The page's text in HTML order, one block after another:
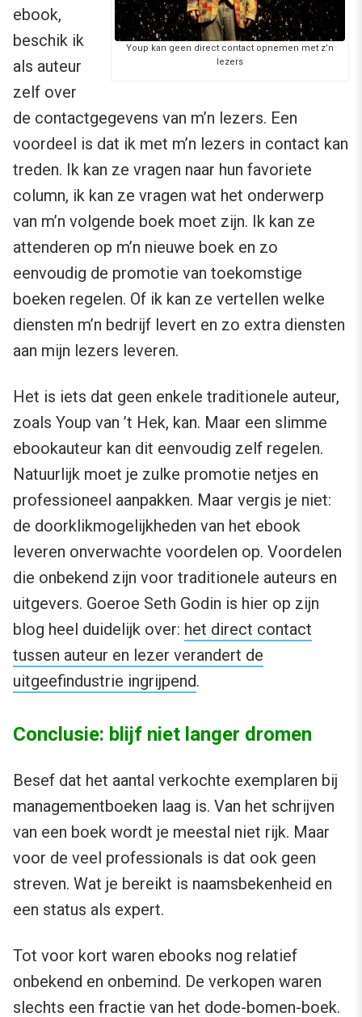
Youp kan geen direct contact opnemen met z’n
lezers
ebook,
beschik ik
als auteur
zelf over
de contactgegevens van m’n lezers. Een
voordeel is dat ik met m’n lezers in contact kan
treden. Ik kan ze vragen naar hun favoriete
column, ik kan ze vragen wat het onderwerp
van m’n volgende boek moet zijn. Ik kan ze
attenderen op m’n nieuwe boek en zo
eenvoudig de promotie van toekomstige
boeken regelen. Of ik kan ze vertellen welke
diensten m’n bedrijf levert en zo extra diensten
aan mijn lezers leveren.
Het is iets dat geen enkele traditionele auteur,
zoals Youp van ’t Hek, kan. Maar een slimme
ebookauteur kan dit eenvoudig zelf regelen.
Natuurlijk moet je zulke promotie netjes en
professioneel aanpakken. Maar vergis je niet:
de doorklikmogelijkheden van het ebook
leveren onverwachte voordelen op. Voordelen
die onbekend zijn voor traditionele auteurs en
uitgevers. Goeroe Seth Godin is hier op zijn
blog heel duidelijk over: het direct contact
tussen auteur en lezer verandert de
uitgeefindustrie ingrijpend.
Conclusie: blijf niet langer dromen
Besef dat het aantal verkochte exemplaren bij
managementboeken laag is. Van het schrijven
van een boek wordt je meestal niet rijk. Maar
voor de veel professionals is dat ook geen
streven. Wat je bereikt is naamsbekenheid en
een status als expert.
Tot voor kort waren ebooks nog relatief
onbekend en onbemind. De verkopen waren
slechts een fractie van het dode-bomen-boek.